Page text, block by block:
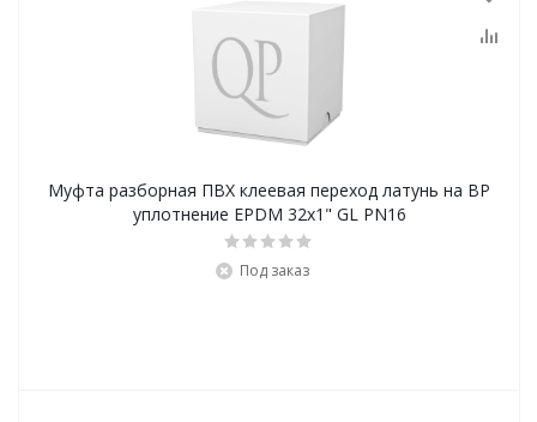
Муфта разборная ПВХ клеевая переход латунь на ВР
уплотнение EPDM 32x1" GL PN16
Под заказ